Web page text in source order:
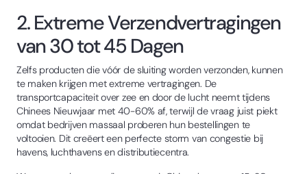
2. Extreme Verzendvertragingen
van 30 tot 45 Dagen
Zelfs producten die vóór de sluiting worden verzonden, kunnen
te maken krijgen met extreme vertragingen. De
transportcapaciteit over zee en door de lucht neemt tijdens
Chinees Nieuwjaar met 40-60% af, terwijl de vraag juist piekt
omdat bedrijven massaal proberen hun bestellingen te
voltooien. Dit creëert een perfecte storm van congestie bij
havens, luchthavens en distributiecentra.